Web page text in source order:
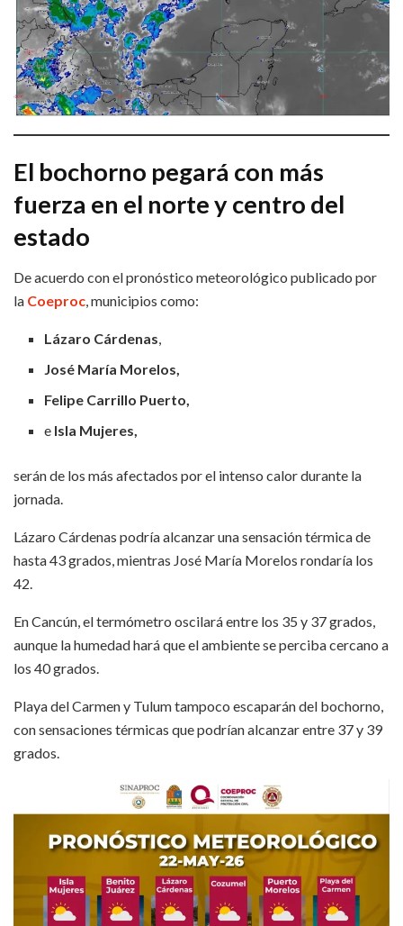
El bochorno pegará con más
fuerza en el norte y centro del
estado
De acuerdo con el pronóstico meteorológico publicado por
la Coeproc, municipios como:
Lázaro Cárdenas,
José María Morelos,
Felipe Carrillo Puerto,
e Isla Mujeres,
serán de los más afectados por el intenso calor durante la
jornada.
Lázaro Cárdenas podría alcanzar una sensación térmica de
hasta 43 grados, mientras José María Morelos rondaría los
42.
En Cancún, el termómetro oscilará entre los 35 y 37 grados,
aunque la humedad hará que el ambiente se perciba cercano a
los 40 grados.
Playa del Carmen y Tulum tampoco escaparán del bochorno,
con sensaciones térmicas que podrían alcanzar entre 37 y 39
grados.